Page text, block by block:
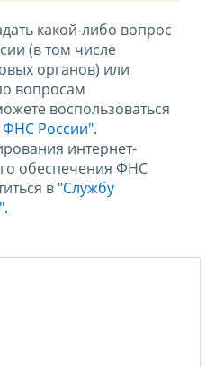
какой-либо вопрос
(в том числе
органов) или
вопросам
воспользоваться
ФНС России".
интернет-
обеспечения ФНС
в "Службу